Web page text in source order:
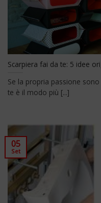
Scarpiera fai da te: 5 idee
Se la propria passione
te è il modo più [...]
05
Set